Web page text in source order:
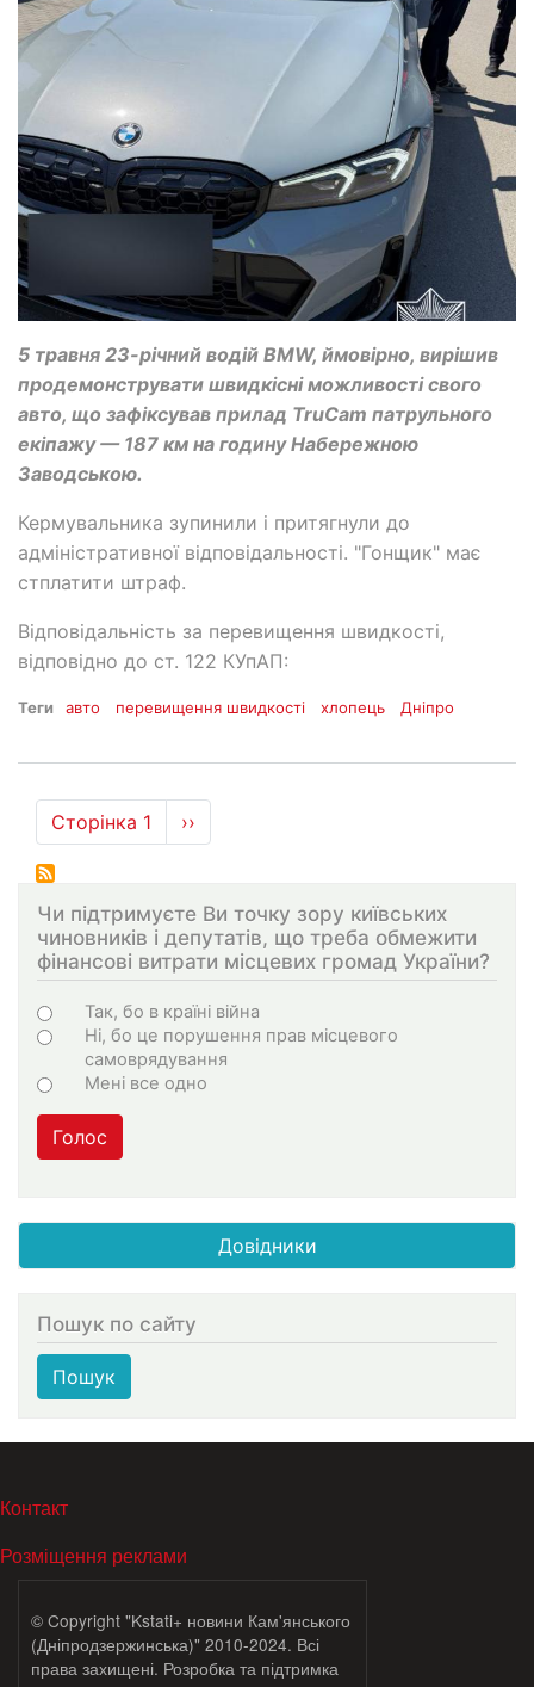
5 травня 23-річний водій BMW, ймовірно, вирішив
продемонструвати швидкісні можливості свого
авто, що зафіксував прилад TruCam патрульного
екіпажу — 187 км на годину Набережною
Заводською.
Кермувальника зупинили і притягнули до
адміністративної відповідальності. "Гонщик" має
стплатити штраф.
Відповідальність за перевищення швидкості,
відповідно до ст. 122 КУпАП:
Теги авто перевищення швидкості хлопець Дніпро
Розбивка
на
сторінки
Сторінка 1
Наступна
сторінка
››
Чи підтримуєте Ви точку зору київських
чиновників і депутатів, що треба обмежити
фінансові витрати місцевих громад України?
Варіанти
Так, бо в країні війна
Ні, бо це порушення прав місцевого
самоврядування
Мені все одно
Голос
Довідники
Пошук по сайту
Пошук
МЕНЮ В ПОДВАЛЕ
Контакт
Розміщення реклами
© Copyright "Kstati+ новини Кам'янського
(Дніпродзержинська)" 2010-2024. Всі
права захищені. Розробка та підтримка